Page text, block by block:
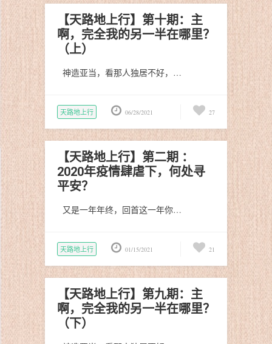
【天路地上行】第十期：主
啊，完全我的另一半在哪里？
（上）
神造亚当，看那人独居不好，…
天路地上行 06/28/2021 27
【天路地上行】第二期 ：
2020年疫情肆虐下，何处寻
平安？
又是一年年终，回首这一年你…
天路地上行 01/15/2021 21
【天路地上行】第九期：主
啊，完全我的另一半在哪里？
（下）